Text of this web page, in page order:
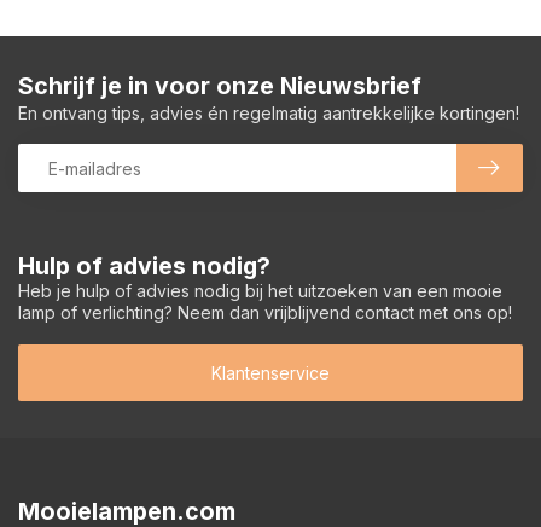
Hulp of advies nodig?
Heb je hulp of advies nodig bij het uitzoeken van een mooie
lamp of verlichting? Neem dan vrijblijvend contact met ons op!
Klantenservice
Schrijf je in voor onze Nieuwsbrief
En ontvang tips, advies én regelmatig aantrekkelijke kortingen!
Mooielampen.com